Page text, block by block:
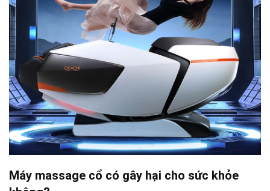
Máy massage cổ có gây hại cho sức khỏe